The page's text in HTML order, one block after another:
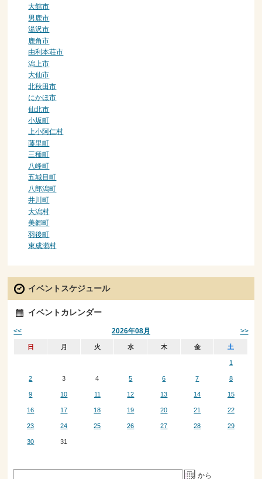
大館市
男鹿市
湯沢市
鹿角市
由利本荘市
潟上市
大仙市
北秋田市
にかほ市
仙北市
小坂町
上小阿仁村
藤里町
三種町
八峰町
五城目町
八郎潟町
井川町
大潟村
美郷町
羽後町
東成瀬村
イベントスケジュール
イベントカレンダー
2026年08月
<< >>
日 月 火 水 木 金 土
1
2 3 4 5 6 7 8
9 10 11 12 13 14 15
16 17 18 19 20 21 22
23 24 25 26 27 28 29
30 31
から